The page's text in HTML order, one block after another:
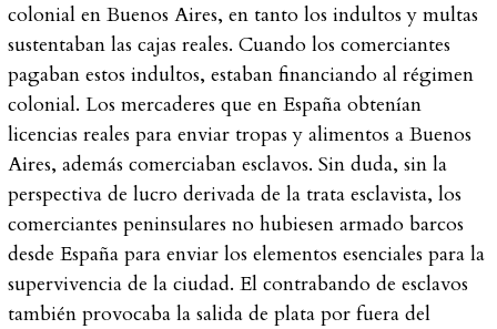
colonial en Buenos Aires, en tanto los indultos y multas
sustentaban las cajas reales. Cuando los comerciantes
pagaban estos indultos, estaban financiando al régimen
colonial. Los mercaderes que en España obtenían
licencias reales para enviar tropas y alimentos a Buenos
Aires, además comerciaban esclavos. Sin duda, sin la
perspectiva de lucro derivada de la trata esclavista, los
comerciantes peninsulares no hubiesen armado barcos
desde España para enviar los elementos esenciales para la
supervivencia de la ciudad. El contrabando de esclavos
también provocaba la salida de plata por fuera del